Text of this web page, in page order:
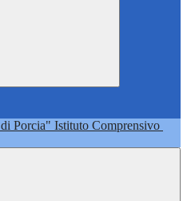
Istituto Comprensivo